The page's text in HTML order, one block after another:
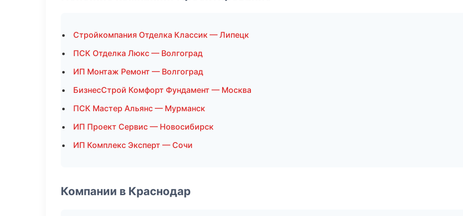
Стройкомпания Отделка Классик — Липецк
ПСК Отделка Люкс — Волгоград
ИП Монтаж Ремонт — Волгоград
БизнесСтрой Комфорт Фундамент — Москва
ПСК Мастер Альянс — Мурманск
ИП Проект Сервис — Новосибирск
ИП Комплекс Эксперт — Сочи
Компании в Краснодар